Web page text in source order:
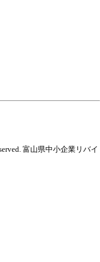
富山県中小企業リバイ